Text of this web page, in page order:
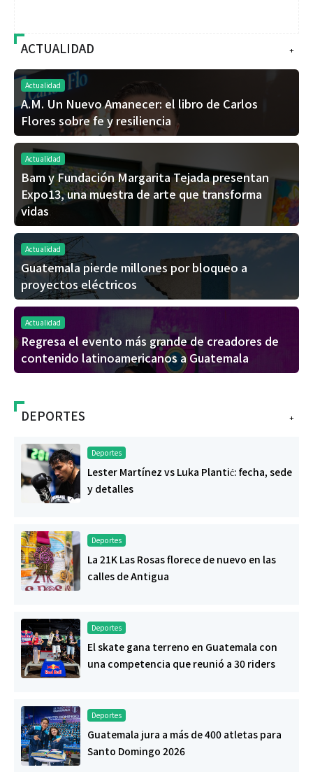
+
ACTUALIDAD
Actualidad
A.M. Un Nuevo Amanecer: el libro de Carlos
Flores sobre fe y resiliencia
Actualidad
Bam y Fundación Margarita Tejada presentan
Expo13, una muestra de arte que transforma
vidas
Actualidad
Guatemala pierde millones por bloqueo a
proyectos eléctricos
Actualidad
Regresa el evento más grande de creadores de
contenido latinoamericanos a Guatemala
+
DEPORTES
Deportes
Lester Martínez vs Luka Plantić: fecha, sede
y detalles
Deportes
La 21K Las Rosas florece de nuevo en las
calles de Antigua
Deportes
El skate gana terreno en Guatemala con
una competencia que reunió a 30 riders
Deportes
Guatemala jura a más de 400 atletas para
Santo Domingo 2026